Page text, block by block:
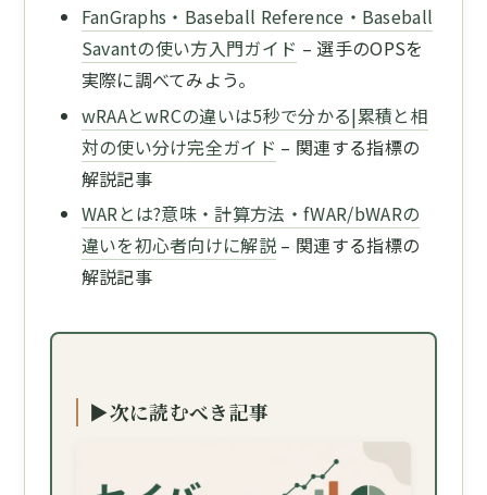
FanGraphs・Baseball Reference・Baseball
Savantの使い方入門ガイド – 選手のOPSを
実際に調べてみよう。
wRAAとwRCの違いは5秒で分かる|累積と相
対の使い分け完全ガイド – 関連する指標の
解説記事
WARとは?意味・計算方法・fWAR/bWARの
違いを初心者向けに解説 – 関連する指標の
解説記事
▶次に読むべき記事